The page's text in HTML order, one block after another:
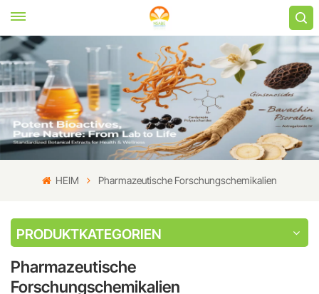
HEIM Pharmazeutische Forschungschemikalien
PRODUKTKATEGORIEN
Pharmazeutische
Forschungschemikalien